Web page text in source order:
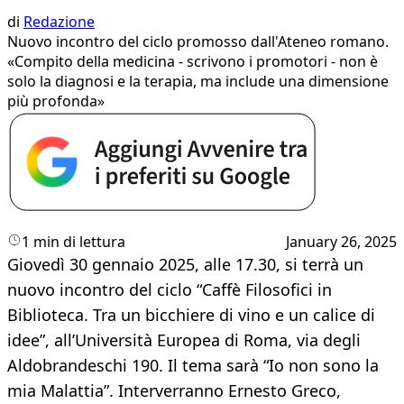
di Redazione
Nuovo incontro del ciclo promosso dall'Ateneo romano.
«Compito della medicina - scrivono i promotori - non è
solo la diagnosi e la terapia, ma include una dimensione
più profonda»
1 min di lettura January 26, 2025
Giovedì 30 gennaio 2025, alle 17.30, si terrà un
nuovo incontro del ciclo “Caffè Filosofici in
Biblioteca. Tra un bicchiere di vino e un calice di
idee”, all’Università Europea di Roma, via degli
Aldobrandeschi 190. Il tema sarà “Io non sono la
mia Malattia”. Interverranno Ernesto Greco,